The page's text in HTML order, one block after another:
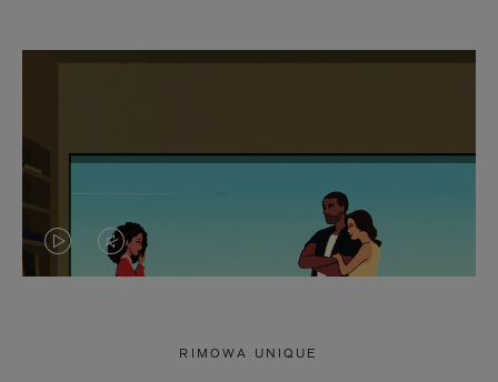
LA LE
RIMOWA UNIQUE